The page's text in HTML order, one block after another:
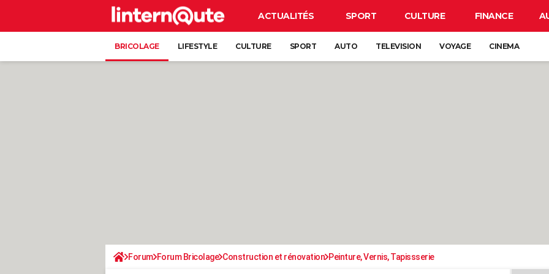
ACTUALITÉS SPORT CULTURE FINANCE
BRICOLAGE LIFESTYLE CULTURE SPORT AUTO TELEVISION VOYAGE CINEMA
Forum Forum Bricolage Construction et rénovation Peinture, Vernis, Tapissserie